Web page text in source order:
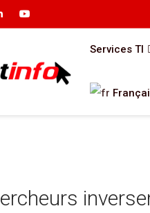
Services TI